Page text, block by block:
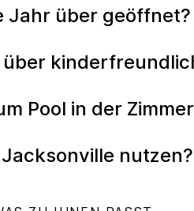
Jahr über geöffnet?
Pool in der
nutzen?